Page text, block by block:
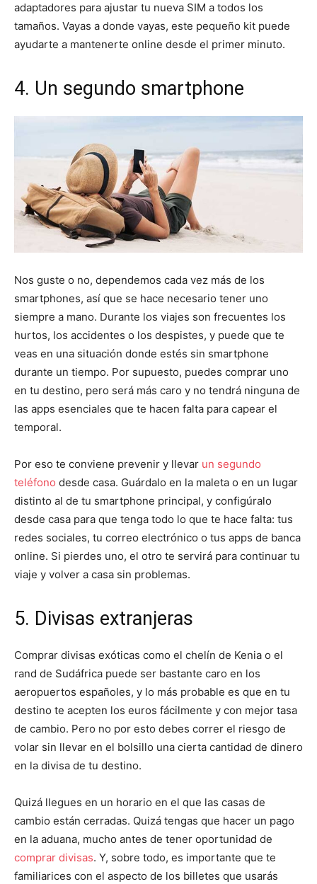
adaptadores para ajustar tu nueva SIM a todos los
tamaños. Vayas a donde vayas, este pequeño kit puede
ayudarte a mantenerte online desde el primer minuto.
4. Un segundo smartphone
Nos guste o no, dependemos cada vez más de los
smartphones, así que se hace necesario tener uno
siempre a mano. Durante los viajes son frecuentes los
hurtos, los accidentes o los despistes, y puede que te
veas en una situación donde estés sin smartphone
durante un tiempo. Por supuesto, puedes comprar uno
en tu destino, pero será más caro y no tendrá ninguna de
las apps esenciales que te hacen falta para capear el
temporal.
Por eso te conviene prevenir y llevar un segundo
teléfono desde casa. Guárdalo en la maleta o en un lugar
distinto al de tu smartphone principal, y configúralo
desde casa para que tenga todo lo que te hace falta: tus
redes sociales, tu correo electrónico o tus apps de banca
online. Si pierdes uno, el otro te servirá para continuar tu
viaje y volver a casa sin problemas.
5. Divisas extranjeras
Comprar divisas exóticas como el chelín de Kenia o el
rand de Sudáfrica puede ser bastante caro en los
aeropuertos españoles, y lo más probable es que en tu
destino te acepten los euros fácilmente y con mejor tasa
de cambio. Pero no por esto debes correr el riesgo de
volar sin llevar en el bolsillo una cierta cantidad de dinero
en la divisa de tu destino.
Quizá llegues en un horario en el que las casas de
cambio están cerradas. Quizá tengas que hacer un pago
en la aduana, mucho antes de tener oportunidad de
comprar divisas. Y, sobre todo, es importante que te
familiarices con el aspecto de los billetes que usarás